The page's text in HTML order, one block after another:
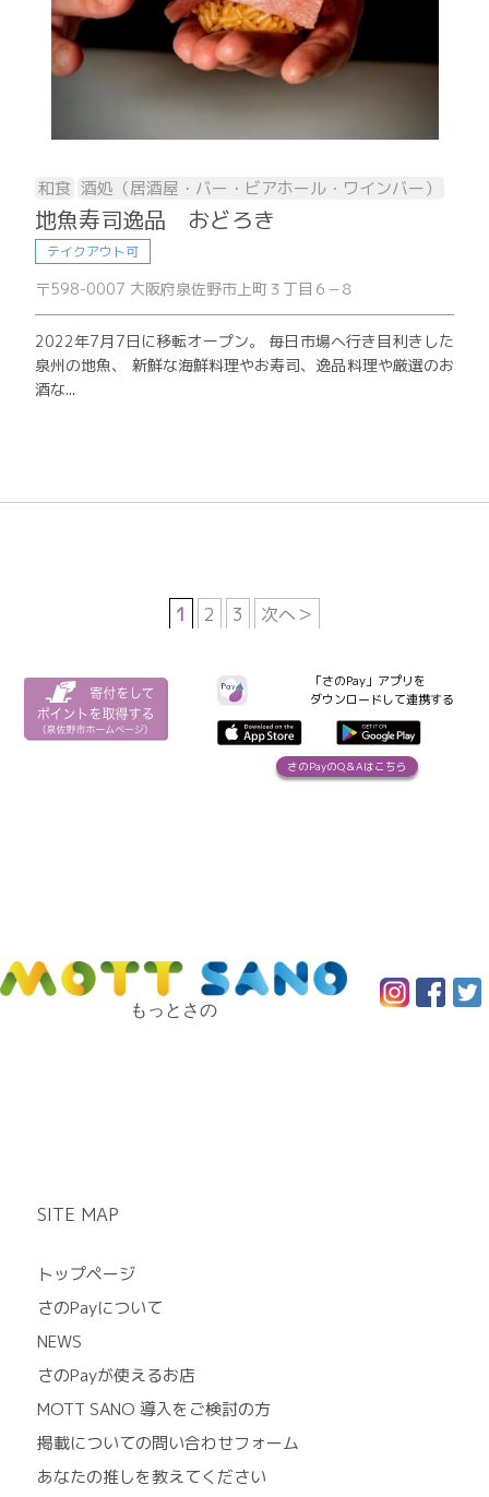
和食 酒処（居酒屋・バー・ビアホール・ワインバー）
地魚寿司逸品 おどろき
テイクアウト可
〒598-0007 大阪府泉佐野市上町３丁目６−８
2022年7月7日に移転オープン。 毎日市場へ行き目利きした
泉州の地魚、 新鮮な海鮮料理やお寿司、逸品料理や厳選のお
酒な...
1 2 3 次へ＞
「さのPay」アプリを
ダウンロードして連携する
さのPayのQ＆Aはこちら
もっとさの
SITE MAP
トップページ
さのPayについて
NEWS
さのPayが使えるお店
MOTT SANO 導入をご検討の方
掲載についての問い合わせフォーム
あなたの推しを教えてください